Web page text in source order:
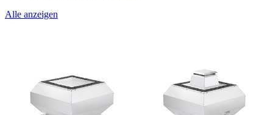
Alle anzeigen